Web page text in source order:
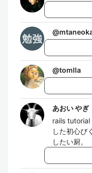
@
@tomlla
あおい やぎ
rails
した初心び
したい厨。